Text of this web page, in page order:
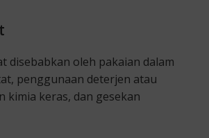
disebabkan oleh pakaian dalam
penggunaan deterjen atau
kimia keras, dan gesekan